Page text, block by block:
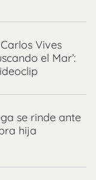
Vives
el Mar’:
se rinde ante
hija